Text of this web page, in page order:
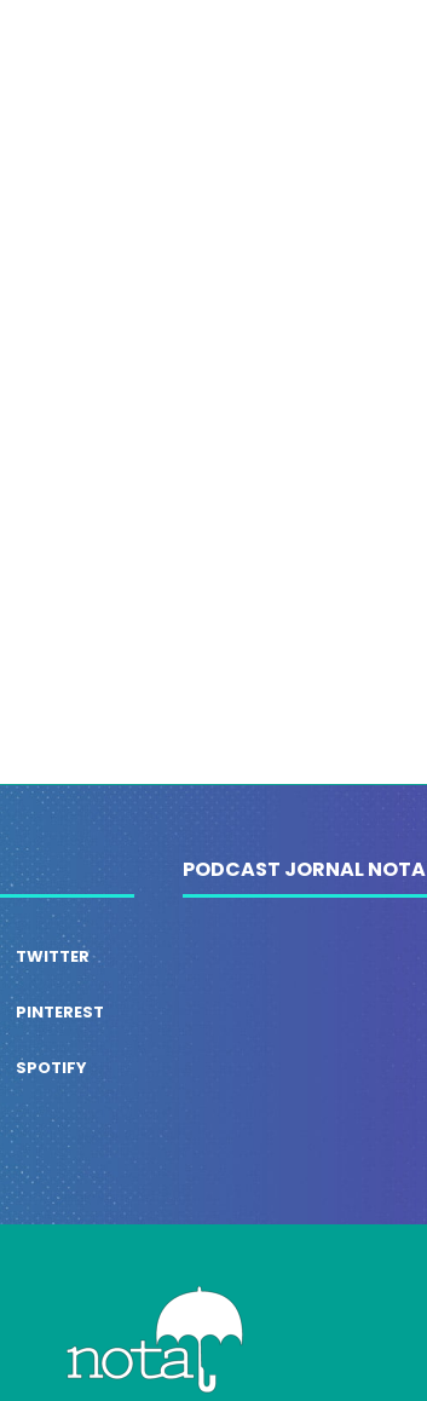
TWITTER
PINTEREST
SPOTIFY
PODCAST JORNAL NOTA